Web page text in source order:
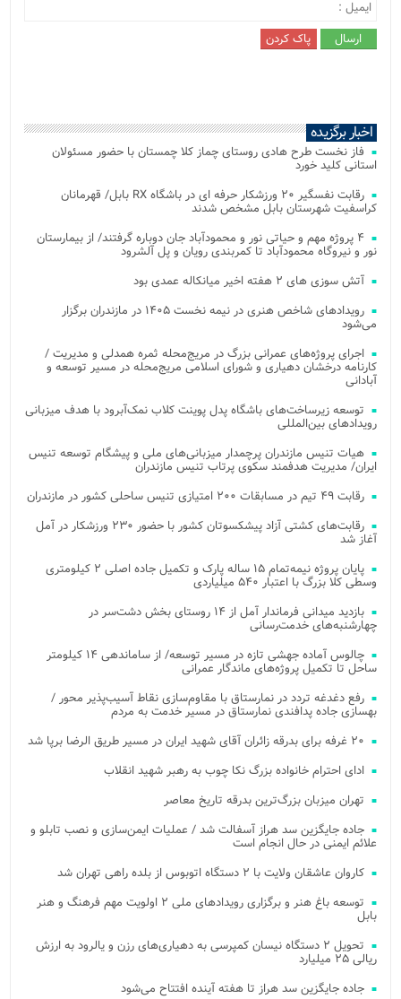
اخبار برگزیده
فاز نخست طرح هادی روستای چماز کلا چمستان با حضور مسئولان
استانی کلید خورد
رقابت نفسگیر ۲۰ ورزشکار حرفه ای در باشگاه RX بابل/ قهرمانان
کراسفیت شهرستان بابل مشخص شدند
۴ پروژه مهم و حیاتی نور و محمودآباد جان دوباره گرفتند/ از بیمارستان
نور و نیروگاه محمودآباد تا کمربندی رویان و پل آلشرود
آتش‌ سوزی‌ های ۲ هفته اخیر میانکاله عمدی بود
رویدادهای شاخص هنری در نیمه نخست ۱۴۰۵ در مازندران برگزار
می‌شود
اجرای پروژه‌های عمرانی بزرگ در مریج‌محله ثمره همدلی و مدیریت /
کارنامه درخشان دهیاری و شورای اسلامی مریج‌محله در مسیر توسعه و
آبادانی
توسعه زیرساخت‌های باشگاه پدل پوینت کلاب نمک‌آبرود با هدف میزبانی
رویدادهای بین‌المللی
هیات تنیس مازندران پرچمدار میزبانی‌های ملی و پیشگام توسعه تنیس
ایران/ مدیریت هدفمند سکوی پرتاب تنیس مازندران
رقابت ۴۹ تیم در مسابقات ۲۰۰ امتیازی تنیس ساحلی کشور در مازندران
رقابت‌های کشتی آزاد پیشکسوتان کشور با حضور ۲۳۰ ورزشکار در آمل
آغاز شد
پایان پروژه نیمه‌تمام ۱۵ ساله پارک و تکمیل جاده اصلی ۲ کیلومتری
وسطی کلا بزرگ با اعتبار ۵۴۰ میلیاردی
بازدید میدانی فرماندار آمل از ۱۴ روستای بخش دشت‌سر در
چهارشنبه‌های خدمت‌رسانی
چالوس آماده جهشی تازه در مسیر توسعه/ از ساماندهی ۱۴ کیلومتر
ساحل تا تکمیل پروژه‌های ماندگار عمرانی
رفع دغدغه تردد در نمارستاق با مقاوم‌سازی نقاط آسیب‌پذیر محور /
بهسازی جاده پدافندی نمارستاق در مسیر خدمت به مردم
۲۰ غرفه برای بدرقه زائران آقای شهید ایران در مسیر طریق الرضا برپا شد
ادای احترام خانواده بزرگ نکا چوب به رهبر شهید انقلاب
تهران میزبان بزرگ‌ترین بدرقه تاریخ معاصر
جاده جایگزین سد هراز آسفالت شد / عملیات ایمن‌سازی و نصب تابلو و
علائم ایمنی در حال انجام است
کاروان عاشقان ولایت با ۲ دستگاه اتوبوس از بلده راهی تهران شد
توسعه باغ هنر و برگزاری رویدادهای ملی ۲ اولویت مهم فرهنگ و هنر
بابل
تحویل ۲ دستگاه نیسان کمپرسی به دهیاری‌های رزن و یالرود به ارزش
ریالی ۲۵ میلیارد
جاده جایگزین سد هراز تا هفته آینده افتتاح می‌شود